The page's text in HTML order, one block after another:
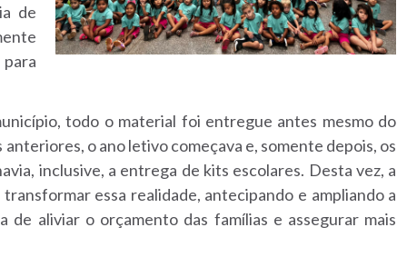
de
todo o material foi entregue antes mesmo do
o ano letivo começava e, somente depois, os
inclusive, a entrega de kits escolares. Desta vez, a
essa realidade, antecipando e ampliando a
de aliviar o orçamento das famílias e assegurar mais